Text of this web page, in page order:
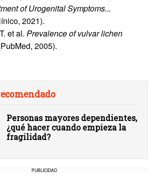
of Urogenital Symptoms...
2021).
et al. Prevalence of vulvar lichen
2005).
Personas mayores dependientes,
¿qué hacer cuando empieza la
fragilidad?
PUBLICIDAD